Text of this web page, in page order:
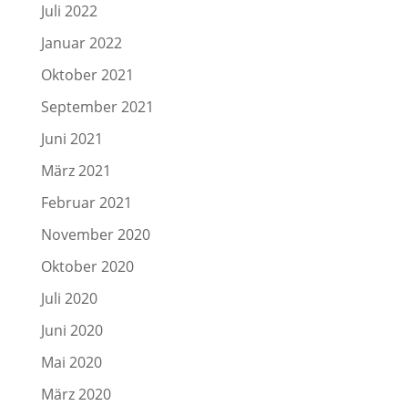
Juli 2022
Januar 2022
Oktober 2021
September 2021
Juni 2021
März 2021
Februar 2021
November 2020
Oktober 2020
Juli 2020
Juni 2020
Mai 2020
März 2020